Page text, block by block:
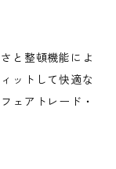
と整頓機能によ
ットして快適な
ェアトレード・